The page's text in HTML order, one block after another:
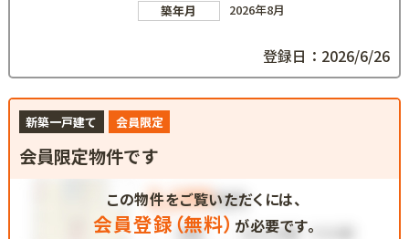
築年月
2026年8月
登録日：2026/6/26
新築一戸建て 会員限定
会員限定物件です
この物件をご覧いただくには、
会員登録（無料） が必要です。